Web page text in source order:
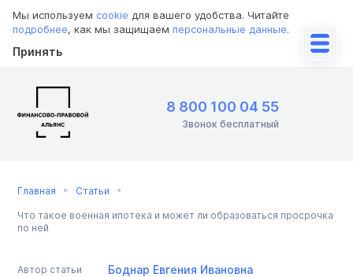
Мы используем cookie для вашего удобства. Читайте
подробнее, как мы защищаем персональные данные.
Принять
8 800 100 04 55
Звонок бесплатный
Главная Статьи
Что такое военная ипотека и может ли образоваться просрочка
по ней
Автор статьи Боднар Евгения Ивановна